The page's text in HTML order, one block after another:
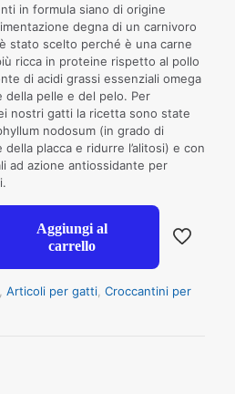
in formula siano di origine
degna di un carnivoro
stato scelto perché è una carne
ricca in proteine rispetto al pollo
di acidi grassi essenziali omega
della pelle e del pelo. Per
nostri gatti la ricetta sono state
nodosum (in grado di
placca e ridurre l’alitosi) e con
ad azione antiossidante per
Aggiungi al
carrello
Articoli per gatti Croccantini per